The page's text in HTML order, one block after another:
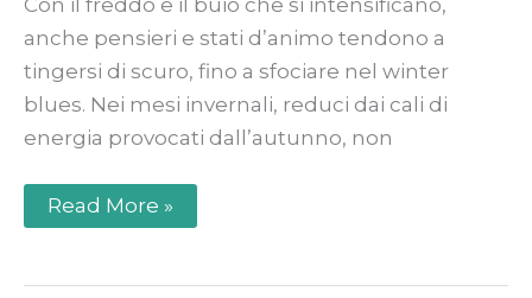
anche pensieri e stati d’animo tendono a
tingersi di scuro, fino a sfociare nel winter
blues. Nei mesi invernali, reduci dai cali di
energia provocati dall’autunno, non
Read More »